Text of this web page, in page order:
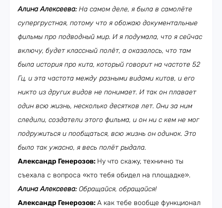
Алина Алексеева:На самом деле, я была в самолёте
супергрустная, потому что я обожаю документальные
фильмы про подводный мир. И я подумала, что я сейчас
включу, будет классный полёт, а оказалось, что там
была история про кита, который говорит на частоте 52
Гц, и эта частота между разными видами китов, и его
никто из других видов не понимает. И так он плавает
один всю жизнь, несколько десятков лет. Они за ним
следили, создатели этого фильма, и он ни с кем не мог
подружиться и пообщаться, всю жизнь он одинок. Это
было так ужасно, я весь полёт рыдала.
Александр Генерозов: Ну что скажу, технично ты
съехала с вопроса «кто тебя обидел на площадке».
Алина Алексеева:Обращайся, обращайся!
Александр Генерозов:А как тебе вообще функционал